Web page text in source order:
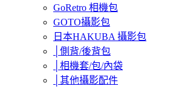
GoRetro 相機包
GOTO攝影包
日本HAKUBA 攝影包
│側背/後背包
│相機套/包/內袋
│其他攝影配件